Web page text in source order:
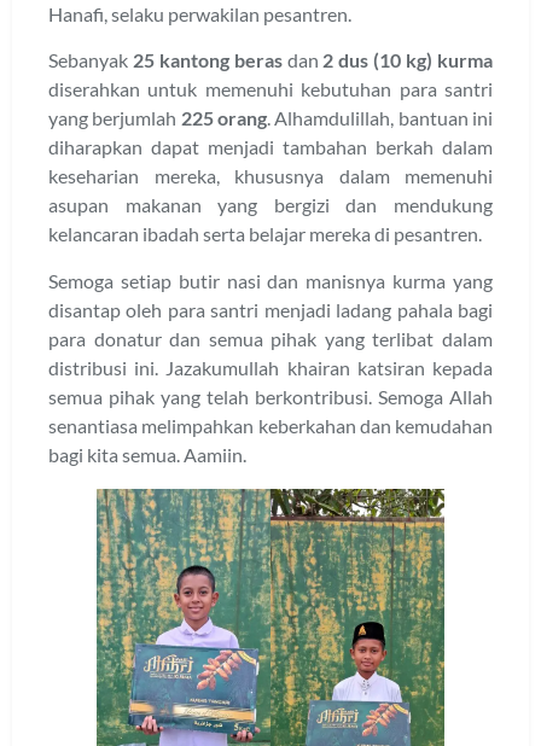
Hanafi, selaku perwakilan pesantren.
Sebanyak 25 kantong berasdan 2 dus (10 kg) kurma
diserahkan untuk memenuhi kebutuhan para santri
yang berjumlah 225 orang. Alhamdulillah, bantuan ini
diharapkan dapat menjadi tambahan berkah dalam
keseharian mereka, khususnya dalam memenuhi
asupan makanan yang bergizi dan mendukung
kelancaran ibadah serta belajar mereka di pesantren.
Semoga setiap butir nasi dan manisnya kurma yang
disantap oleh para santri menjadi ladang pahala bagi
para donatur dan semua pihak yang terlibat dalam
distribusi ini. Jazakumullah khairan katsiran kepada
semua pihak yang telah berkontribusi. Semoga Allah
senantiasa melimpahkan keberkahan dan kemudahan
bagi kita semua. Aamiin.